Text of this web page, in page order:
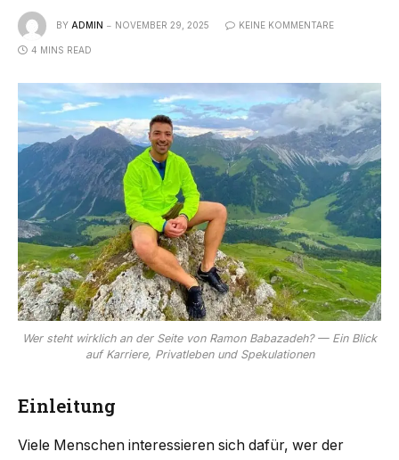
BY ADMIN NOVEMBER 29, 2025 KEINE KOMMENTARE
4 MINS READ
Wer steht wirklich an der Seite von Ramon Babazadeh? — Ein Blick
auf Karriere, Privatleben und Spekulationen
Einleitung
Viele Menschen interessieren sich dafür, wer der